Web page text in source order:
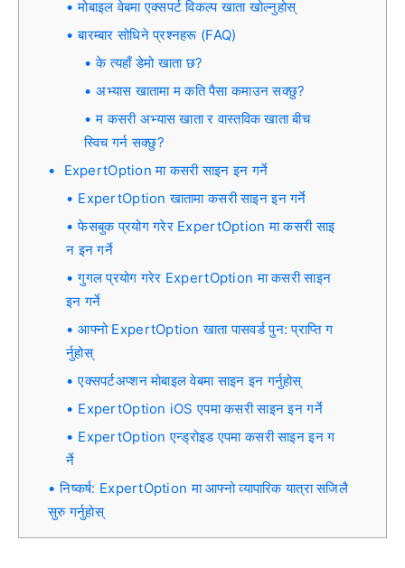
मोबाइल वेबमा एक्सपर्ट विकल्प खाता खोल्नुहोस्
बारम्बार सोधिने प्रश्नहरू (FAQ)
के त्यहाँ डेमो खाता छ?
अभ्यास खातामा म कति पैसा कमाउन सक्छु?
म कसरी अभ्यास खाता र वास्तविक खाता बीच
स्विच गर्न सक्छु?
ExpertOption मा कसरी साइन इन गर्ने
ExpertOption खातामा कसरी साइन इन गर्ने
फेसबुक प्रयोग गरेर ExpertOption मा कसरी साइ
न इन गर्ने
गुगल प्रयोग गरेर ExpertOption मा कसरी साइन
इन गर्ने
आफ्नो ExpertOption खाता पासवर्ड पुन: प्राप्ति ग
र्नुहोस्
एक्सपर्टअप्शन मोबाइल वेबमा साइन इन गर्नुहोस्
ExpertOption iOS एपमा कसरी साइन इन गर्ने
ExpertOption एन्ड्रोइड एपमा कसरी साइन इन ग
र्ने
निष्कर्ष: ExpertOption मा आफ्नो व्यापारिक यात्रा सजिलै
सुरु गर्नुहोस्